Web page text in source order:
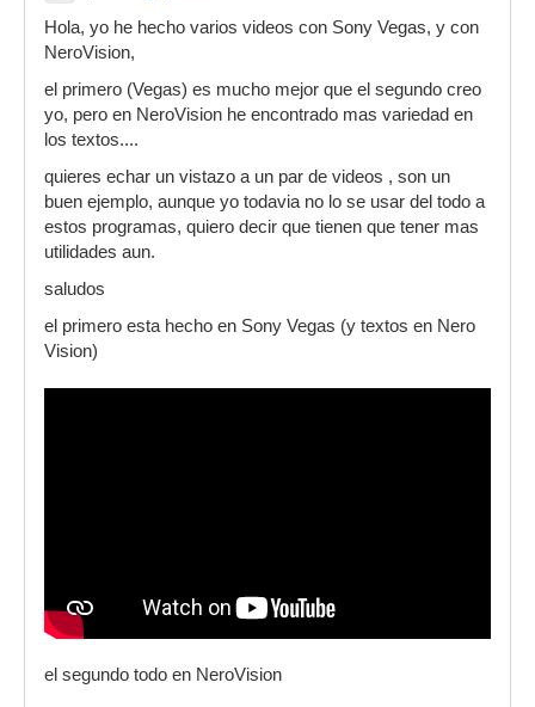
Hola, yo he hecho varios videos con Sony Vegas, y con
NeroVision,
el primero (Vegas) es mucho mejor que el segundo creo
yo, pero en NeroVision he encontrado mas variedad en
los textos....
quieres echar un vistazo a un par de videos , son un
buen ejemplo, aunque yo todavia no lo se usar del todo a
estos programas, quiero decir que tienen que tener mas
utilidades aun.
saludos
el primero esta hecho en Sony Vegas (y textos en Nero
Vision)
el segundo todo en NeroVision